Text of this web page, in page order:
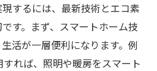
するには、最新技術とエコ素
す。まず、スマートホーム技
活が一層便利になります。例
すれば、照明や暖房をスマート